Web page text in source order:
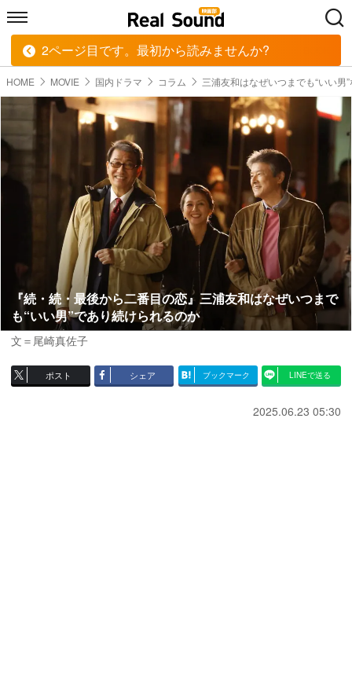
HOME MUSIC MOVIE TECH
HOME MOVIE 国内ドラマ コラム 三浦友和はなぜいつまでも“いい男
『続・続・最後から二番目の恋』三浦友和はなぜいつまで
も“いい男”であり続けられるのか
文＝尾崎真佐子
ポスト シェア ブックマーク LINEで送る
2025.06.23 05:30
2ページ目です。最初から読みませんか?